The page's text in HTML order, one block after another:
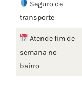
Seguro de
transporte
Atende fim de
semana no
bairro